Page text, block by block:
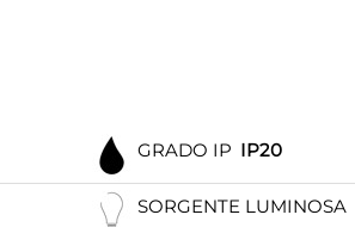
GRADO IP IP20
SORGENTE LUMINOSA